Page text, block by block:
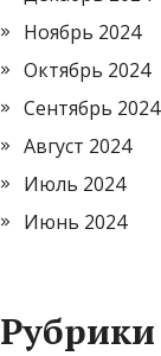
Ноябрь 2024
Октябрь 2024
Сентябрь 2024
Август 2024
Июль 2024
Июнь 2024
Рубрики